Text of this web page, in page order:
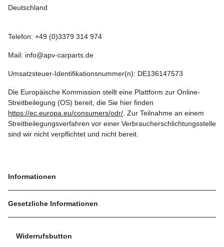
Deutschland
Telefon: +49 (0)3379 314 974
Mail: info@apv-carparts.de
Umsatzsteuer-Identifikationsnummer(n): DE136147573
Die Europäische Kommission stellt eine Plattform zur Online-
Streitbeilegung (OS) bereit, die Sie hier finden
https://ec.europa.eu/consumers/odr/ . Zur Teilnahme an einem
Streitbeilegungsverfahren vor einer Verbraucherschlichtungsstelle
sind wir nicht verpflichtet und nicht bereit.
Informationen
Gesetzliche Informationen
Widerrufsbutton